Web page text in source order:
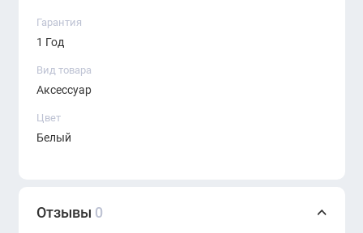
Материал: прочный пластик
Назначение: скрытая вертикальная
Лёгкий монтаж и обслуживание
Гарантия
1 Год
Вид товара
Аксессуар
Цвет
Белый
Отзывы 0